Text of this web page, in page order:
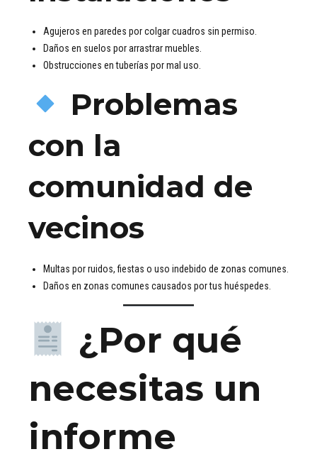
Agujeros en paredes por colgar cuadros sin permiso.
Daños en suelos por arrastrar muebles.
Obstrucciones en tuberías por mal uso.
Problemas
con la
comunidad de
vecinos
Multas por ruidos, fiestas o uso indebido de zonas comunes.
Daños en zonas comunes causados por tus huéspedes.
¿Por qué
necesitas un
informe